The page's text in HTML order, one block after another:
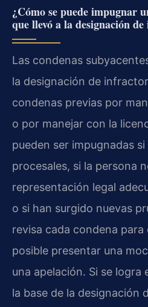
¿Cómo se puede impugnar
que llevó a la designación
Las condenas
la designación de
condenas previas por
o por manejar con la
pueden ser impugnadas
procesales, si la persona
representación legal
o si han surgido nuevas
revisa cada condena
posible presentar una
una apelación. Si se logra
la base de la designación